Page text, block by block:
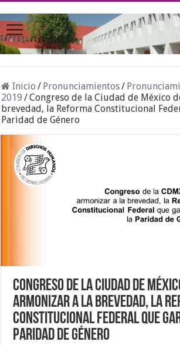
Inicio / Pronunciamientos/
2019 /Congreso de la Ciudad de México
brevedad, la Reforma Constitucional
Paridad de Género
Congreso de la Ciudad de
armonizar a la brevedad, la
Constitucional Federal que
Paridad de Género